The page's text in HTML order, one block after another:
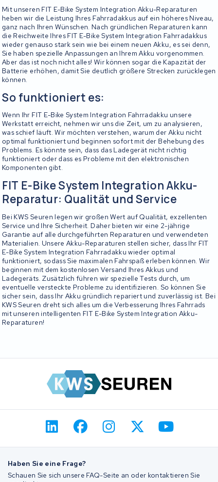
Mit unseren FIT E-Bike System Integration Akku-Reparaturen
heben wir die Leistung Ihres Fahrradakkus auf ein höheres Niveau,
ganz nach Ihren Wünschen. Nach gründlichen Reparaturen kann
die Reichweite Ihres FIT E-Bike System Integration Fahrradakkus
wieder genauso stark sein wie bei einem neuen Akku, es sei denn,
Sie haben spezielle Anpassungen an Ihrem Akku vorgenommen.
Aber das ist noch nicht alles! Wir können sogar die Kapazität der
Batterie erhöhen, damit Sie deutlich größere Strecken zurücklegen
können.
So funktioniert es:
Wenn Ihr FIT E-Bike System Integration Fahrradakku unsere
Werkstatt erreicht, nehmen wir uns die Zeit, um zu analysieren,
was schief läuft. Wir möchten verstehen, warum der Akku nicht
optimal funktioniert und beginnen sofort mit der Behebung des
Problems. Es könnte sein, dass das Ladegerät nicht richtig
funktioniert oder dass es Probleme mit den elektronischen
Komponenten gibt.
FIT E-Bike System Integration Akku-
Reparatur: Qualität und Service
Bei KWS Seuren legen wir großen Wert auf Qualität, exzellenten
Service und Ihre Sicherheit. Daher bieten wir eine 2-jährige
Garantie auf alle durchgeführten Reparaturen und verwendeten
Materialien. Unsere Akku-Reparaturen stellen sicher, dass Ihr FIT
E-Bike System Integration Fahrradakku wieder optimal
funktioniert, sodass Sie maximalen Fahrspaß erleben können. Wir
beginnen mit dem kostenlosen Versand Ihres Akkus und
Ladegeräts. Zusätzlich führen wir spezielle Tests durch, um
eventuelle versteckte Probleme zu identifizieren. So können Sie
sicher sein, dass Ihr Akku gründlich repariert und zuverlässig ist. Bei
KWS Seuren dreht sich alles um die Verbesserung Ihres Fahrrads
mit unseren intelligenten FIT E-Bike System Integration Akku-
Reparaturen!
Haben Sie eine Frage?
Schauen Sie sich unsere FAQ-Seite an oder kontaktieren Sie